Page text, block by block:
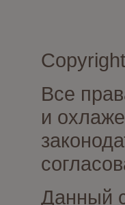
Все
и
Данный